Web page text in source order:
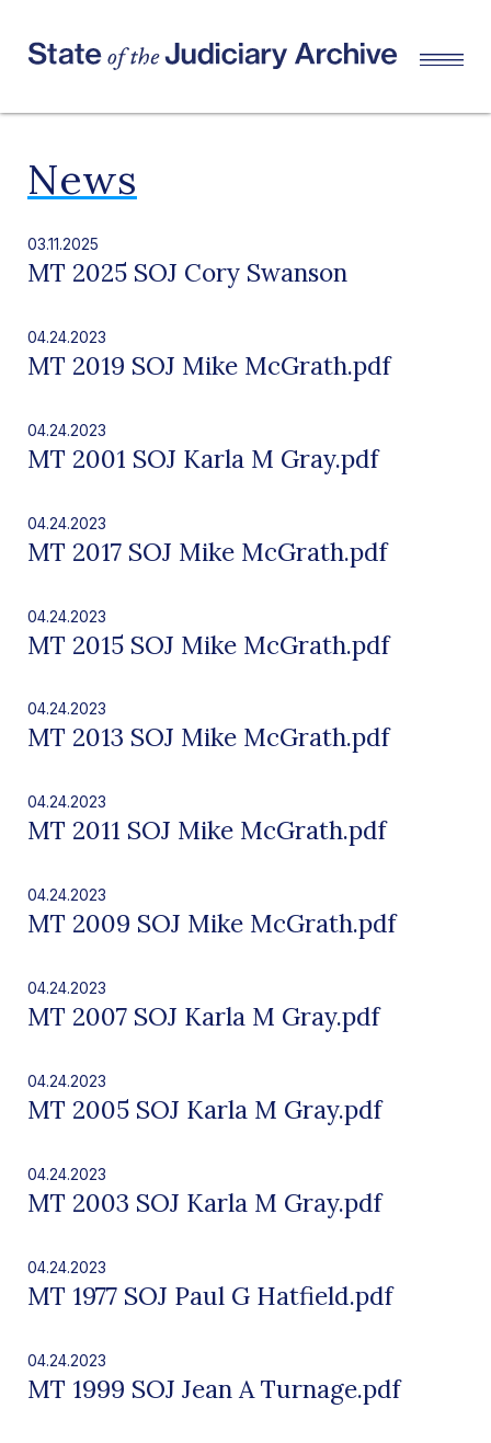
News
03.11.2025
MT 2025 SOJ Cory Swanson
04.24.2023
MT 2019 SOJ Mike McGrath.pdf
04.24.2023
MT 2001 SOJ Karla M Gray.pdf
04.24.2023
MT 2017 SOJ Mike McGrath.pdf
04.24.2023
MT 2015 SOJ Mike McGrath.pdf
04.24.2023
MT 2013 SOJ Mike McGrath.pdf
04.24.2023
MT 2011 SOJ Mike McGrath.pdf
04.24.2023
MT 2009 SOJ Mike McGrath.pdf
04.24.2023
MT 2007 SOJ Karla M Gray.pdf
04.24.2023
MT 2005 SOJ Karla M Gray.pdf
04.24.2023
MT 2003 SOJ Karla M Gray.pdf
04.24.2023
MT 1977 SOJ Paul G Hatfield.pdf
04.24.2023
MT 1999 SOJ Jean A Turnage.pdf